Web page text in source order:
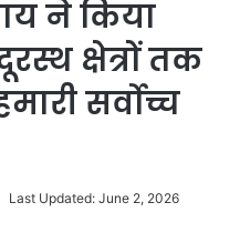
ने किया
क्षेत्रों तक
सर्वोच्च
Last Updated: June 2, 2026